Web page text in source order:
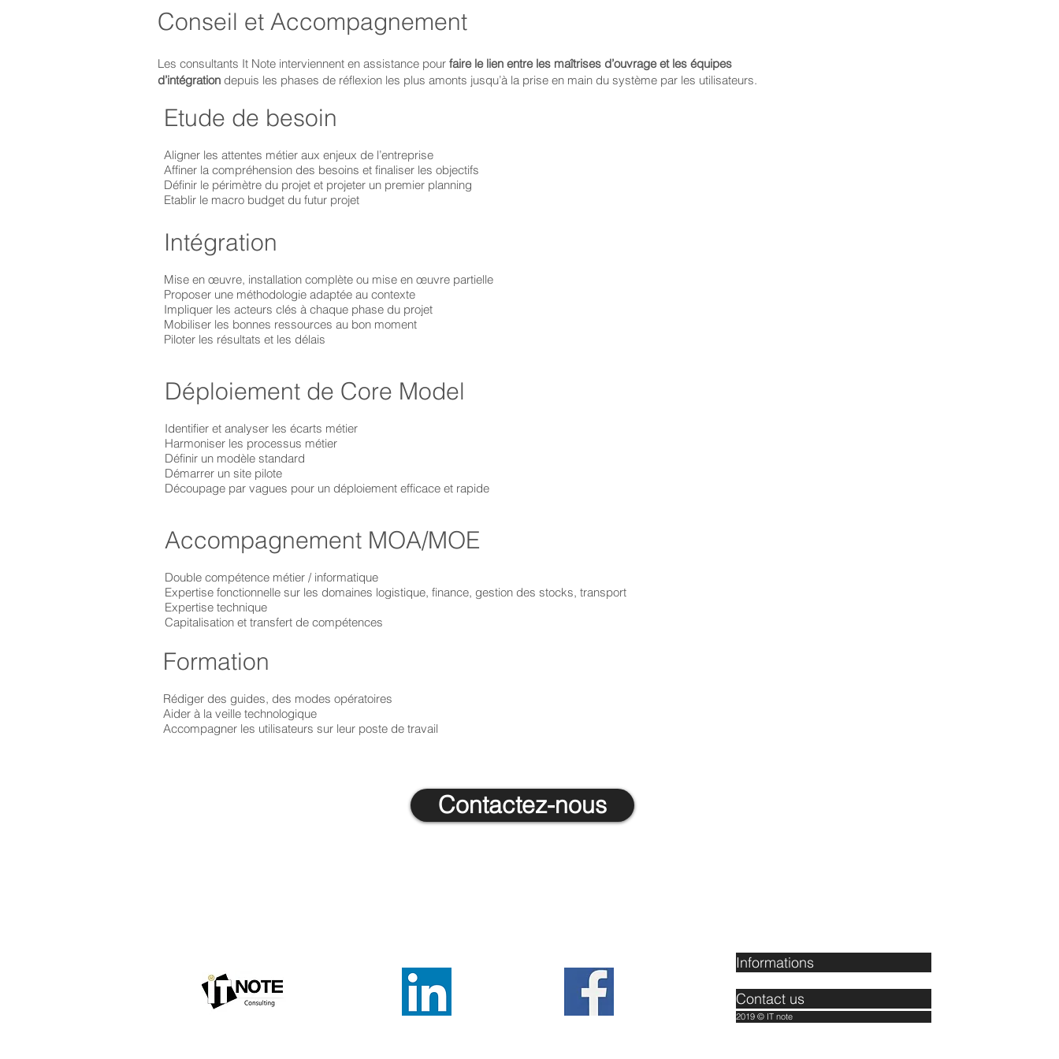
Conseil et Accompagnement
Les consultants It Note interviennent en assistance pour faire le lien entre les maîtrises d’ouvrage et les équipes
d’intégration depuis les phases de réflexion les plus amonts jusqu’à la prise en main du système par les utilisateurs.
Etude de besoin
Aligner les attentes métier aux enjeux de l’entreprise
Affiner la compréhension des besoins et finaliser les objectifs
Définir le périmètre du projet et projeter un premier planning
Etablir le macro budget du futur projet
Intégration
Mise en œuvre, installation complète ou mise en œuvre partielle
Proposer une méthodologie adaptée au contexte
Impliquer les acteurs clés à chaque phase du projet
Mobiliser les bonnes ressources au bon moment
Piloter les résultats et les délais
Déploiement de Core Model
Identifier et analyser les écarts métier
Harmoniser les processus métier
Définir un modèle standard
Démarrer un site pilote
Découpage par vagues pour un déploiement efficace et rapide
Accompagnement MOA/MOE
Double compétence métier / informatique
Expertise fonctionnelle sur les domaines logistique, finance, gestion des stocks, transport
Expertise technique
Capitalisation et transfert de compétences
Formation
Rédiger des guides, des modes opératoires
Aider à la veille technologique
Accompagner les utilisateurs sur leur poste de travail
Contactez-nous
Contact us
Informations
2019 © IT note